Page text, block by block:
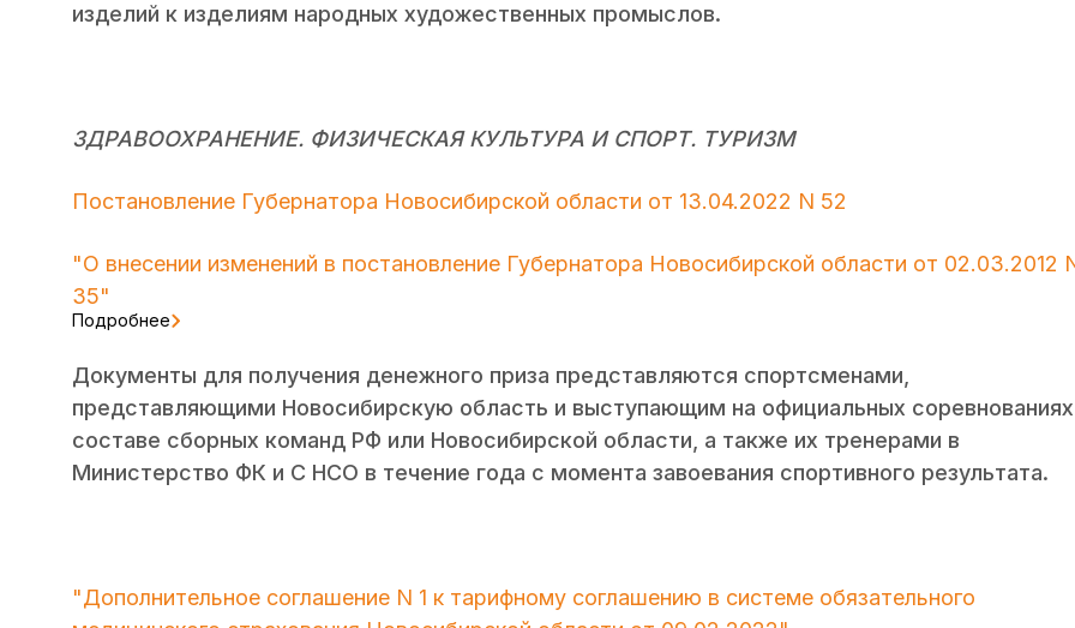
изделий к изделиям народных художественных промыслов.
ЗДРАВООХРАНЕНИЕ. ФИЗИЧЕСКАЯ КУЛЬТУРА И СПОРТ. ТУРИЗМ
Постановление Губернатора Новосибирской области от 13.04.2022 N 52
"О внесении изменений в постановление Губернатора Новосибирской области от 02.03.2012
35"
Подробнее
Документы для получения денежного приза представляются спортсменами,
представляющими Новосибирскую область и выступающим на официальных
составе сборных команд РФ или Новосибирской области, а также их тренерами в
Министерство ФК и С НСО в течение года с момента завоевания спортивного результата.
"Дополнительное соглашение N 1 к тарифному соглашению в системе обязательного